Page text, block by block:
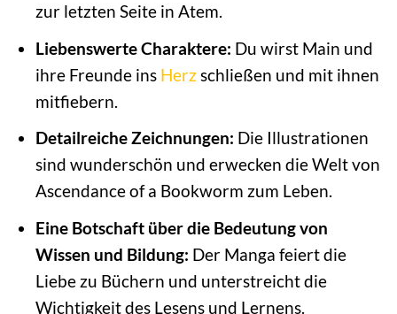
zur letzten Seite in Atem.
Liebenswerte Charaktere: Du wirst Main und
ihre Freunde ins Herzschließen und mit ihnen
mitfiebern.
Detailreiche Zeichnungen: Die Illustrationen
sind wunderschön und erwecken die Welt von
Ascendance of a Bookworm zum Leben.
Eine Botschaft über die Bedeutung von
Wissen und Bildung: Der Manga feiert die
Liebe zu Büchern und unterstreicht die
Wichtigkeit des Lesens und Lernens.